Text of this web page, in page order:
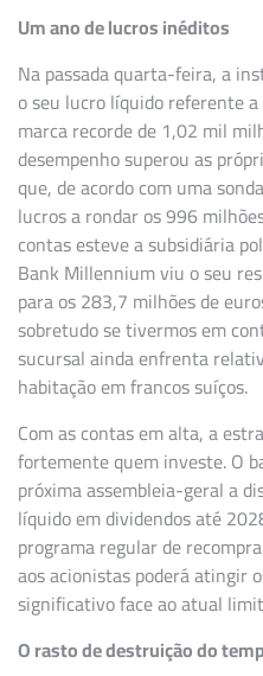
Um ano de lucros inéditos
Na passada quarta-feira, a
o seu lucro líquido referente
marca recorde de 1,02 mil
desempenho superou as
que, de acordo com uma
lucros a rondar os 996
contas esteve a subsidiária
Bank Millennium viu o seu
para os 283,7 milhões de
sobretudo se tivermos em
sucursal ainda enfrenta
habitação em francos suíços.
Com as contas em alta, a
fortemente quem investe. O
próxima assembleia-geral a
líquido em dividendos até
programa regular de
aos acionistas poderá atingir
significativo face ao atual
O rasto de destruição do